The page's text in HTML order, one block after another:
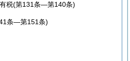
税(第131条―第140条)
条―第151条)